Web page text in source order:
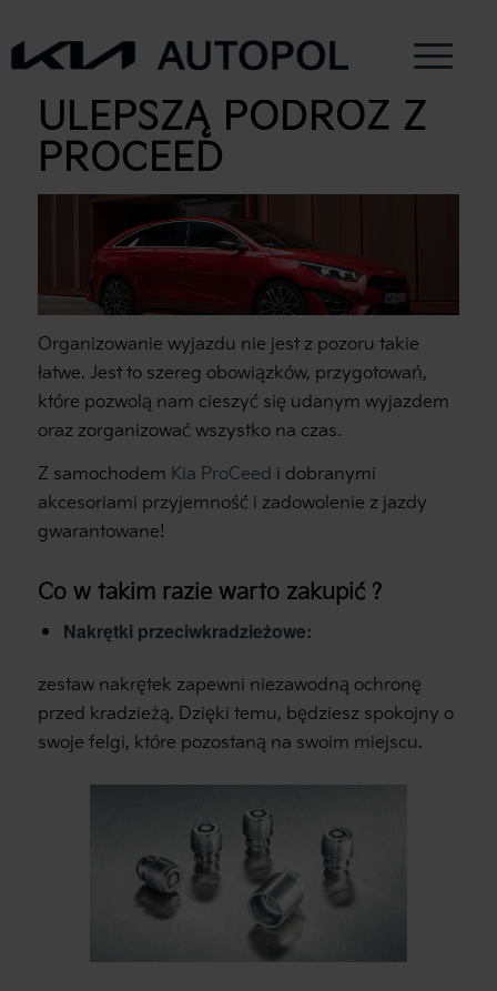
AKCESORIA, KTÓRE
ULEPSZĄ PODRÓŻ Z
PROCEED
Organizowanie wyjazdu nie jest z pozoru takie
łatwe. Jest to szereg obowiązków, przygotowań,
które pozwolą nam cieszyć się udanym wyjazdem
oraz zorganizować wszystko na czas.
Z samochodem Kia ProCeed i dobranymi
akcesoriami przyjemność i zadowolenie z jazdy
gwarantowane!
Co w takim razie warto zakupić ?
Nakrętki przeciwkradzieżowe:
zestaw nakrętek zapewni niezawodną ochronę
przed kradzieżą. Dzięki temu, będziesz spokojny o
swoje felgi, które pozostaną na swoim miejscu.